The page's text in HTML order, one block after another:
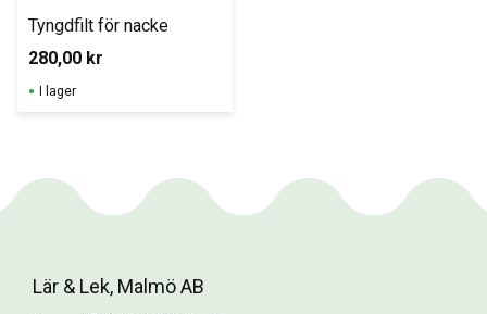
Tyngdfilt för nacke
280,00 kr
I lager
Lär & Lek, Malmö AB